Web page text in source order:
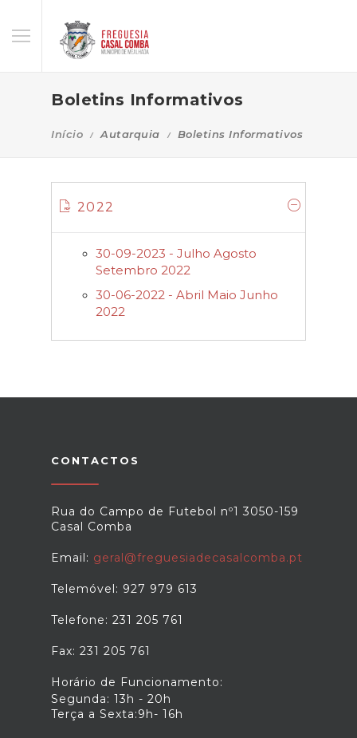
Boletins Informativos
Início Autarquia Boletins Informativos
2022
30-09-2023 - Julho Agosto
Setembro 2022
30-06-2022 - Abril Maio Junho
2022
CONTACTOS
Rua do Campo de Futebol nº1 3050-159
Casal Comba
Email: geral@freguesiadecasalcomba.pt
Telemóvel: 927 979 613
Telefone: 231 205 761
Fax: 231 205 761
Horário de Funcionamento:
Segunda: 13h - 20h
Terça a Sexta:9h- 16h